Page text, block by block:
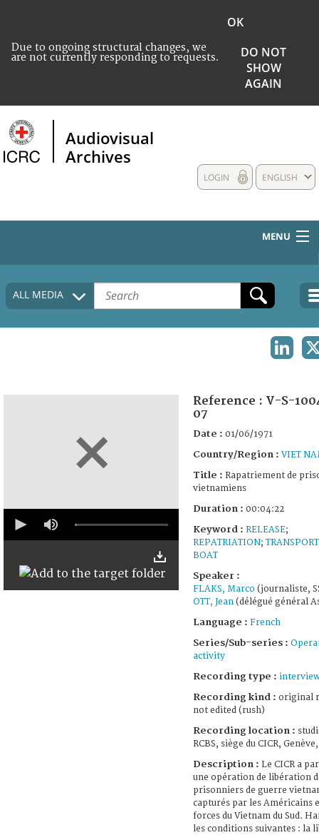
Due to ongoing structural changes, we
are not currently responding to requests.
OK
DO NOT
SHOW
AGAIN
Audiovisual
Archives
ENGLISH
LOGIN
MENU
HOME
COLLECTIONS DESCRIPTION
ALL MEDIA
seconds
Reference : V-S-
07
Date : 01/06/1971
Country/Region : VIET
Title : Rapatriement de
vietnamiens
Duration : 00:04:22
Keyword : RELEASE;
REPATRIATION;
BOAT
Speaker :
FLAKS, Marco (journaliste,
OTT, Jean(délégué général
Language : French
Series/Sub-series :
activity
Recording type :
Recording kind : original
not edited (rush)
Recording location :
RCBS, siège du CICR,
Description : Le CICR a
une opération de libération
prisonniers de guerre
capturés par les Américains
forces du Vietnam du Sud.
les conditions suivantes : la